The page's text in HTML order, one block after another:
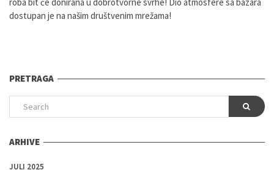
dostupan je na našim društvenim mrežama!
PRETRAGA
ARHIVE
JULI 2025